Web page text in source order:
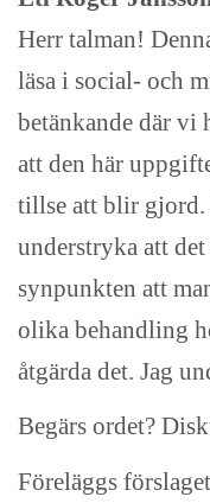
Herr talman!
läsa i social- och
betänkande där vi
att den här
tillse att blir
understryka att
synpunkten att
olika behandling
åtgärda det. Jag
Begärs ordet?
Föreläggs